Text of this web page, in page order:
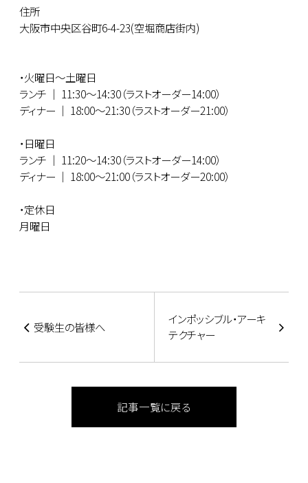
住所
大阪市中央区谷町6-4-23(空堀商店街内)
・火曜日～土曜日
ランチ ｜ 11:30～14:30（ラストオーダー14:00）
ディナー ｜ 18:00～21:30（ラストオーダー21:00）
・日曜日
ランチ ｜ 11:20～14:30（ラストオーダー14:00）
ディナー ｜ 18:00～21:00（ラストオーダー20:00）
・定休日
月曜日
受験生の皆様へ
インポッシブル・アーキ
テクチャー
記事一覧に戻る